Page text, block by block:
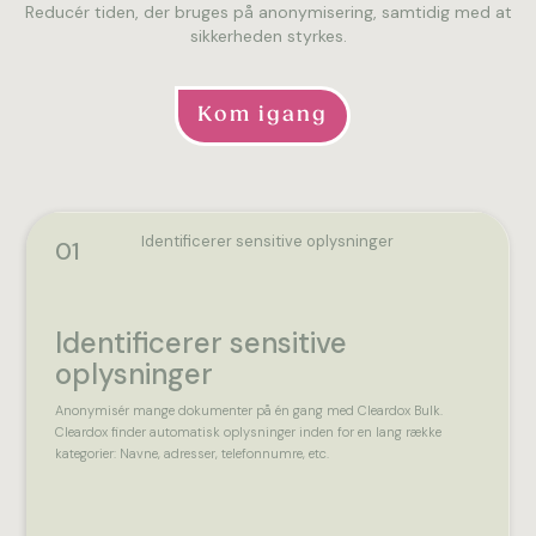
Reducér tiden, der bruges på anonymisering, samtidig med at
sikkerheden styrkes.
Kom igang
01 Identificerer sensitive oplysninger
Identificerer sensitive
oplysninger
Anonymisér mange dokumenter på én gang med Cleardox Bulk.
Cleardox finder automatisk oplysninger inden for en lang række
kategorier: Navne, adresser, telefonnumre, etc.